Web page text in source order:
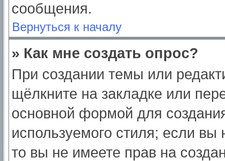
сообщения.
Вернуться к началу
» Как мне создать опрос?
При создании темы или
щёлкните на закладке или
основной формой для
используемого стиля; если
то вы не имеете прав на